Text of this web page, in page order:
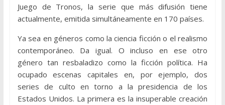
Juego de Tronos, la serie que más difusión tiene
actualmente, emitida simultáneamente en 170 países.
Ya sea en géneros como la ciencia ficción o el realismo
contemporáneo. Da igual. O incluso en ese otro
género tan resbaladizo como la ficción política. Ha
ocupado escenas capitales en, por ejemplo, dos
series de culto en torno a la presidencia de los
Estados Unidos. La primera es la insuperable creación